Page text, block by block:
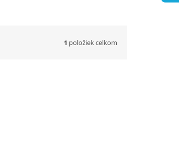
1 položiek celkom